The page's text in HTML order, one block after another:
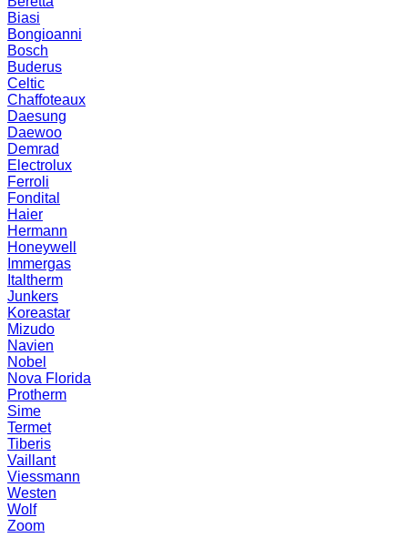
Biasi
Bongioanni
Bosch
Buderus
Celtic
Chaffoteaux
Daesung
Daewoo
Demrad
Electrolux
Ferroli
Fondital
Haier
Hermann
Honeywell
Immergas
Italtherm
Junkers
Koreastar
Mizudо
Navien
Nobel
Nova Florida
Protherm
Sime
Termet
Tiberis
Vaillant
Viessmann
Westen
Wolf
Zoom